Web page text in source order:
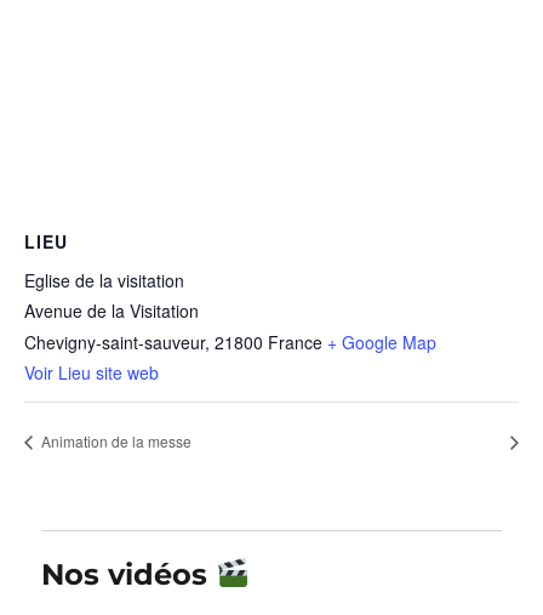
LIEU
Eglise de la visitation
Avenue de la Visitation
Chevigny-saint-sauveur, 21800 France + Google Map
Voir Lieu site web
Animation de la messe
Nos vidéos